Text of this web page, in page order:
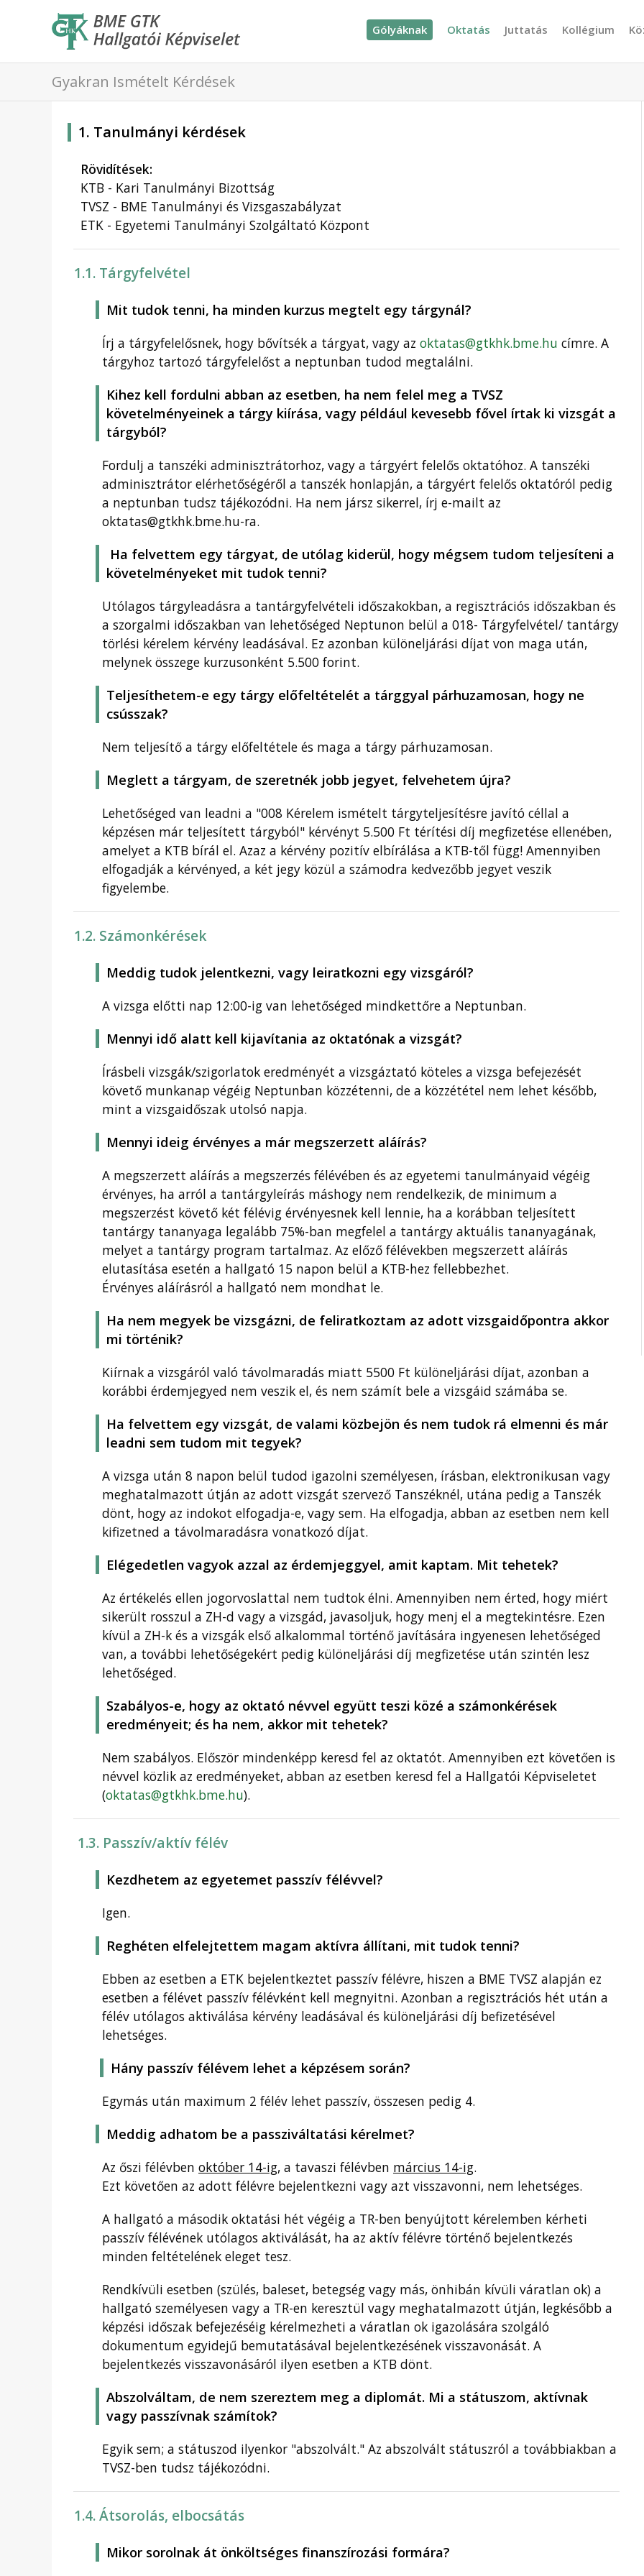
Gólyáknak Oktatás Juttatás Kollégium
Gyakran Ismételt Kérdések
1. Tanulmányi kérdések
Rövidítések:
KTB - Kari Tanulmányi Bizottság
TVSZ - BME Tanulmányi és Vizsgaszabályzat
ETK - Egyetemi Tanulmányi Szolgáltató Központ
1.1. Tárgyfelvétel
Mit tudok tenni, ha minden kurzus megtelt egy tárgynál?
Írj a tárgyfelelősnek, hogy bővítsék a tárgyat, vagy az oktatas@gtkhk.bme.hu címre. A
tárgyhoz tartozó tárgyfelelőst a neptunban tudod megtalálni.
Kihez kell fordulni abban az esetben, ha nem felel meg a TVSZ
követelményeinek a tárgy kiírása, vagy például kevesebb fővel írtak ki vizsgát a
tárgyból?
Fordulj a tanszéki adminisztrátorhoz, vagy a tárgyért felelős oktatóhoz. A tanszéki
adminisztrátor elérhetőségéről a tanszék honlapján, a tárgyért felelős oktatóról pedig
a neptunban tudsz tájékozódni. Ha nem jársz sikerrel, írj e-mailt az
oktatas@gtkhk.bme.hu-ra.
Ha felvettem egy tárgyat, de utólag kiderül, hogy mégsem tudom teljesíteni a
követelményeket mit tudok tenni?
Utólagos tárgyleadásra a tantárgyfelvételi időszakokban, a regisztrációs időszakban és
a szorgalmi időszakban van lehetőséged Neptunon belül a 018- Tárgyfelvétel/ tantárgy
törlési kérelem kérvény leadásával. Ez azonban különeljárási díjat von maga után,
melynek összege kurzusonként 5.500 forint.
Teljesíthetem-e egy tárgy előfeltételét a tárggyal párhuzamosan, hogy ne
csússzak?
Nem teljesítő a tárgy előfeltétele és maga a tárgy párhuzamosan.
Meglett a tárgyam, de szeretnék jobb jegyet, felvehetem újra?
Lehetőséged van leadni a "008 Kérelem ismételt tárgyteljesítésre javító céllal a
képzésen már teljesített tárgyból" kérvényt 5.500 Ft térítési díj megfizetése ellenében,
amelyet a KTB bírál el. Azaz a kérvény pozitív elbírálása a KTB-től függ! Amennyiben
elfogadják a kérvényed, a két jegy közül a számodra kedvezőbb jegyet veszik
figyelembe.
1.2. Számonkérések
Meddig tudok jelentkezni, vagy leiratkozni egy vizsgáról?
A vizsga előtti nap 12:00-ig van lehetőséged mindkettőre a Neptunban.
Mennyi idő alatt kell kijavítania az oktatónak a vizsgát?
Írásbeli vizsgák/szigorlatok eredményét a vizsgáztató köteles a vizsga befejezését
követő munkanap végéig Neptunban közzétenni, de a közzététel nem lehet később,
mint a vizsgaidőszak utolsó napja.
Mennyi ideig érvényes a már megszerzett aláírás?
A megszerzett aláírás a megszerzés félévében és az egyetemi tanulmányaid végéig
érvényes, ha arról a tantárgyleírás máshogy nem rendelkezik, de minimum a
megszerzést követő két félévig érvényesnek kell lennie, ha a korábban teljesített
tantárgy tananyaga legalább 75%-ban megfelel a tantárgy aktuális tananyagának,
melyet a tantárgy program tartalmaz. Az előző félévekben megszerzett aláírás
elutasítása esetén a hallgató 15 napon belül a KTB-hez fellebbezhet.
Érvényes aláírásról a hallgató nem mondhat le.
Ha nem megyek be vizsgázni, de feliratkoztam az adott vizsgaidőpontra akkor
mi történik?
Kiírnak a vizsgáról való távolmaradás miatt 5500 Ft különeljárási díjat, azonban a
korábbi érdemjegyed nem veszik el, és nem számít bele a vizsgáid számába se.
Ha felvettem egy vizsgát, de valami közbejön és nem tudok rá elmenni és már
leadni sem tudom mit tegyek?
A vizsga után 8 napon belül tudod igazolni személyesen, írásban, elektronikusan vagy
meghatalmazott útján az adott vizsgát szervező Tanszéknél, utána pedig a Tanszék
dönt, hogy az indokot elfogadja-e, vagy sem. Ha elfogadja, abban az esetben nem kell
kifizetned a távolmaradásra vonatkozó díjat.
Elégedetlen vagyok azzal az érdemjeggyel, amit kaptam. Mit tehetek?
Az értékelés ellen jogorvoslattal nem tudtok élni. Amennyiben nem érted, hogy miért
sikerült rosszul a ZH-d vagy a vizsgád, javasoljuk, hogy menj el a megtekintésre. Ezen
kívül a ZH-k és a vizsgák első alkalommal történő javítására ingyenesen lehetőséged
van, a további lehetőségekért pedig különeljárási díj megfizetése után szintén lesz
lehetőséged.
Szabályos-e, hogy az oktató névvel együtt teszi közé a számonkérések
eredményeit; és ha nem, akkor mit tehetek?
Nem szabályos. Először mindenképp keresd fel az oktatót. Amennyiben ezt követően is
névvel közlik az eredményeket, abban az esetben keresd fel a Hallgatói Képviseletet
(oktatas@gtkhk.bme.hu).
1.3. Passzív/aktív félév
Kezdhetem az egyetemet passzív félévvel?
Igen.
Reghéten elfelejtettem magam aktívra állítani, mit tudok tenni?
Ebben az esetben a ETK bejelentkeztet passzív félévre, hiszen a BME TVSZ alapján ez
esetben a félévet passzív félévként kell megnyitni. Azonban a regisztrációs hét után a
félév utólagos aktiválása kérvény leadásával és különeljárási díj befizetésével
lehetséges.
Hány passzív félévem lehet a képzésem során?
Egymás után maximum 2 félév lehet passzív, összesen pedig 4.
Meddig adhatom be a passziváltatási kérelmet?
Az őszi félévben október 14-ig, a tavaszi félévben március 14-ig.
Ezt követően az adott félévre bejelentkezni vagy azt visszavonni, nem lehetséges.
A hallgató a második oktatási hét végéig a TR-ben benyújtott kérelemben kérheti
passzív félévének utólagos aktiválását, ha az aktív félévre történő bejelentkezés
minden feltételének eleget tesz.
Rendkívüli esetben (szülés, baleset, betegség vagy más, önhibán kívüli váratlan ok) a
hallgató személyesen vagy a TR-en keresztül vagy meghatalmazott útján, legkésőbb a
képzési időszak befejezéséig kérelmezheti a váratlan ok igazolására szolgáló
dokumentum egyidejű bemutatásával bejelentkezésének visszavonását. A
bejelentkezés visszavonásáról ilyen esetben a KTB dönt.
Abszolváltam, de nem szereztem meg a diplomát. Mi a státuszom, aktívnak
vagy passzívnak számítok?
Egyik sem; a státuszod ilyenkor "abszolvált." Az abszolvált státuszról a továbbiakban a
TVSZ-ben tudsz tájékozódni.
1.4. Átsorolás, elbocsátás
Mikor sorolnak át önköltséges finanszírozási formára?